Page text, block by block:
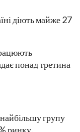
діють майже 27
понад третина
групу
ринку.